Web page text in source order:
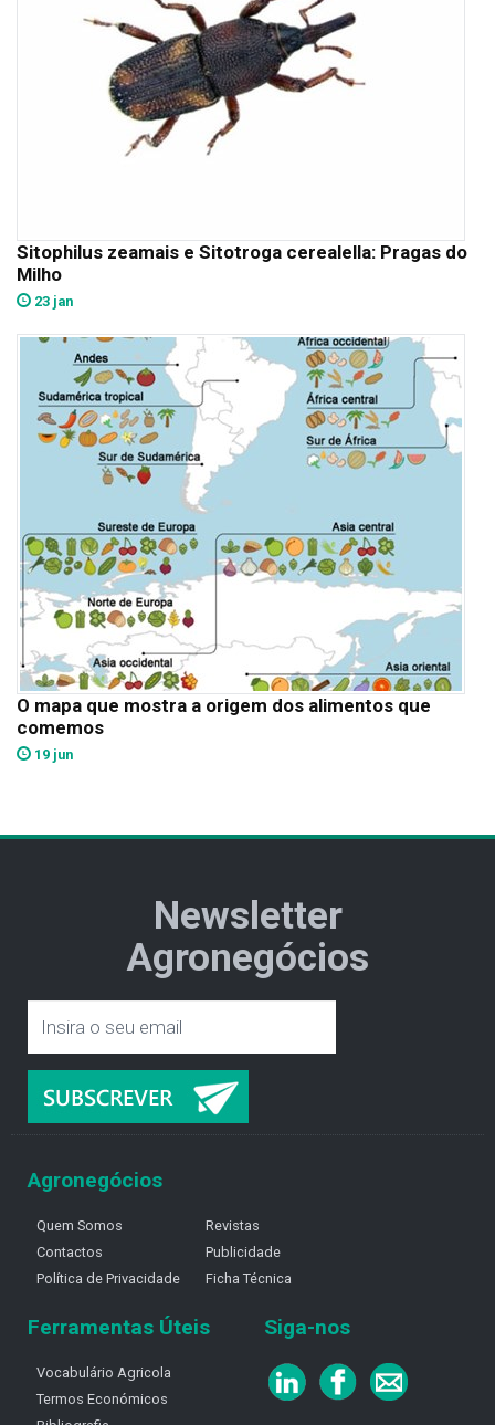
Sitophilus zeamais e Sitotroga cerealella: Pragas do
Milho
23 jan
O mapa que mostra a origem dos alimentos que
comemos
19 jun
Newsletter
Agronegócios
Agronegócios
Quem Somos
Contactos
Política de Privacidade
Revistas
Publicidade
Ficha Técnica
Ferramentas Úteis
Vocabulário Agricola
Termos Económicos
Siga-nos